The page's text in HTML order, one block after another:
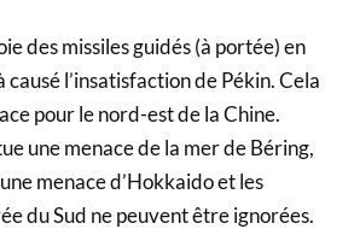
des missiles guidés (à portée) en
causé l’insatisfaction de Pékin. Cela
pour le nord-est de la Chine.
une menace de la mer de Béring,
menace d’Hokkaido et les
du Sud ne peuvent être ignorées.